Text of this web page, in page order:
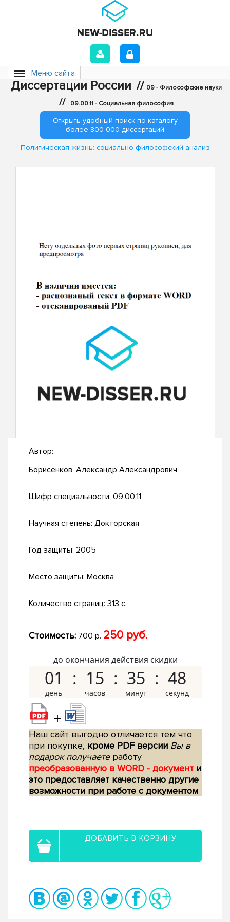
Меню сайта
Диссертации России // 09 - Философские науки
// 09.00.11 - Социальная философия
Открыть удобный поиск по каталогу
более 800 000 диссертаций
Политическая жизнь: социально-философский анализ
Автор:
Борисенков, Александр Александрович
Шифр специальности: 09.00.11
Научная степень: Докторская
Год защиты: 2005
Место защиты: Москва
Количество страниц: 313 с.
Стоимость: 700 р.250 руб.
до окончания действия скидки
01 15 35 47
+
Наш сайт выгодно отличается тем что
при покупке, кроме PDF версии Вы в
подарок получаетеработу
преобразованную в WORD - документ и
это предоставляет качественно другие
возможности при работе с документом
ДОБАВИТЬ В КОРЗИНУ